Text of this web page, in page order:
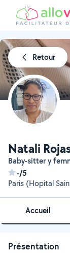
Retour
Natali
Baby-sitter y
-/5
Paris (Hopital
Accueil
Présentation